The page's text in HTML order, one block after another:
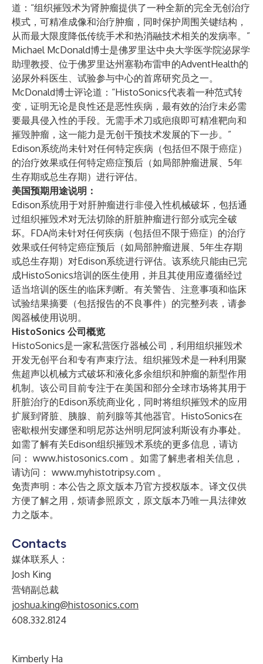
道：“组织摧毁术为肾肿瘤提供了一种全新的完全无创治疗
模式，可精准成像和治疗肿瘤，同时保护周围关键结构，
从而最大限度降低传统手术和热消融技术相关的发病率。”
Michael McDonald博士是佛罗里达中央大学医学院泌尿学
助理教授、位于佛罗里达州塞勒布雷申的AdventHealth的
泌尿外科医生、试验参与中心的首席研究员之一。
McDonald博士评论道：“HistoSonics代表着一种范式转
变，证明无论是良性还是恶性疾病，最有效的治疗未必需
要最具侵入性的手段。无需手术刀或疤痕即可精准靶向和
摧毁肿瘤，这一能力是无创干预技术发展的下一步。”
Edison系统尚未针对任何特定疾病（包括但不限于癌症）
的治疗效果或任何特定癌症预后（如局部肿瘤进展、5年
生存期或总生存期）进行评估。
美国预期用途说明：
Edison系统用于对肝肿瘤进行非侵入性机械破坏，包括通
过组织摧毁术对无法切除的肝脏肿瘤进行部分或完全破
坏。FDA尚未针对任何疾病（包括但不限于癌症）的治疗
效果或任何特定癌症预后（如局部肿瘤进展、5年生存期
或总生存期）对Edison系统进行评估。该系统只能由已完
成HistoSonics培训的医生使用，并且其使用应遵循经过
适当培训的医生的临床判断。有关警告、注意事项和临床
试验结果摘要（包括报告的不良事件）的完整列表，请参
阅器械使用说明。
HistoSonics 公司概览
HistoSonics是一家私营医疗器械公司，利用组织摧毁术
开发无创平台和专有声束疗法。组织摧毁术是一种利用聚
焦超声以机械方式破坏和液化多余组织和肿瘤的新型作用
机制。该公司目前专注于在美国和部分全球市场将其用于
肝脏治疗的Edison系统商业化，同时将组织摧毁术的应用
扩展到肾脏、胰腺、前列腺等其他器官。HistoSonics在
密歇根州安娜堡和明尼苏达州明尼阿波利斯设有办事处。
如需了解有关Edison组织摧毁术系统的更多信息，请访
问： www.histosonics.com 。如需了解患者相关信息，
请访问： www.myhistotripsy.com 。
免责声明：本公告之原文版本乃官方授权版本。译文仅供
方便了解之用，烦请参照原文，原文版本乃唯一具法律效
力之版本。
Contacts
媒体联系人：
Josh King
营销副总裁
joshua.king@histosonics.com
608.332.8124
Kimberly Ha